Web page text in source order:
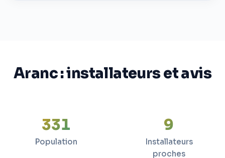
Aranc : installateurs et avis
331
Population
9
Installateurs
proches